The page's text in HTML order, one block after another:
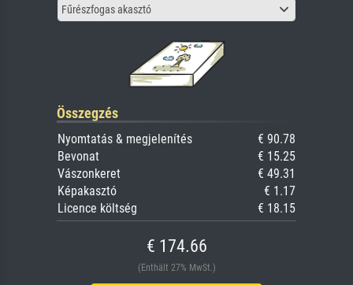
Fűrészfogas akasztó
Összegzés
Nyomtatás & megjelenítés
€ 90.78
Bevonat
€ 15.25
Vászonkeret
€ 49.31
Képakasztó
€ 1.17
Licence költség
€ 18.15
€ 174.66
(Enthält 27% MwSt.)